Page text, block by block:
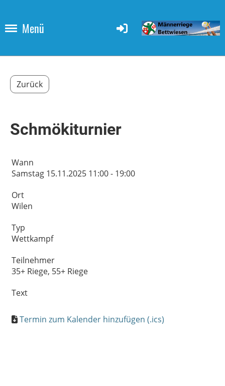
Menü
Zurück
Schmökiturnier
Wann
Samstag 15.11.2025 11:00 - 19:00
Ort
Wilen
Typ
Wettkampf
Teilnehmer
35+ Riege, 55+ Riege
Text
Termin zum Kalender hinzufügen (.ics)